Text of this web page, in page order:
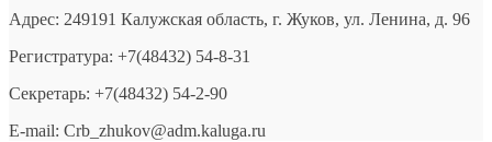
Адрес: 249191 Калужская область, г. Жуков, ул. Ленина, д. 96
Регистратура: +7(48432) 54-8-31
Секретарь: +7(48432) 54-2-90
E-mail: Crb_zhukov@adm.kaluga.ru